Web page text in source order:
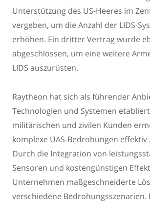
Unterstützung des US-Heeres im
vergeben, um die Anzahl der LIDS-
erhöhen. Ein dritter Vertrag wurde
abgeschlossen, um eine weitere
LIDS auszurüsten.
Raytheon hat sich als führender
Technologien und Systemen
militärischen und zivilen Kunden
komplexe UAS-Bedrohungen effektiv
Durch die Integration von
Sensoren und kostengünstigen
Unternehmen maßgeschneiderte
verschiedene Bedrohungsszenarien.